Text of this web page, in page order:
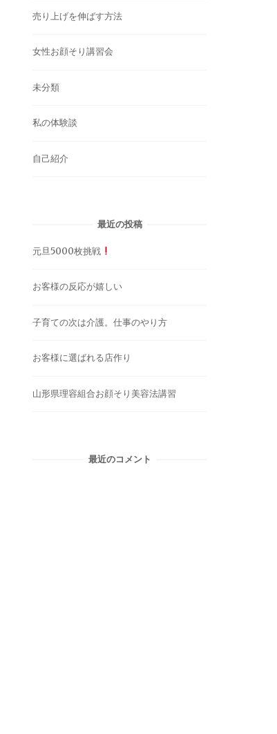
売り上げを伸ばす方法
女性お顔そり講習会
未分類
私の体験談
自己紹介
最近の投稿
元旦5000枚挑戦
お客様の反応が嬉しい
子育ての次は介護。仕事のやり方
お客様に選ばれる店作り
山形県理容組合お顔そり美容法講習
最近のコメント